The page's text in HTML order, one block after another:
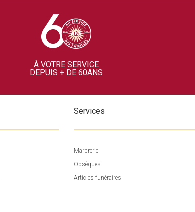
À VOTRE SERVICE
DEPUIS + DE 60ANS
Services
Marbrerie
Obsèques
Articles funéraires